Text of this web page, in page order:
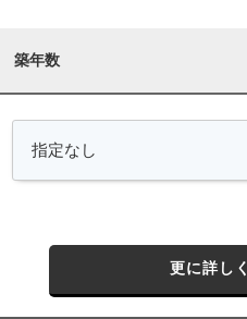
築年数
更に詳し